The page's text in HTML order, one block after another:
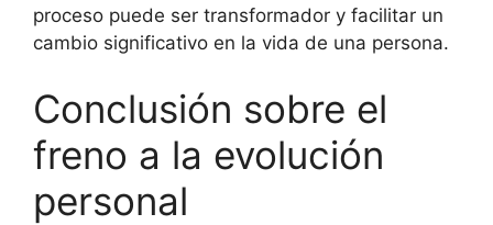
proceso puede ser transformador y facilitar un
cambio significativo en la vida de una persona.
Conclusión sobre el
freno a la evolución
personal